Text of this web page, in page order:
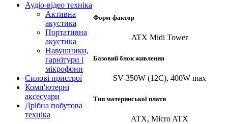
Аудіо-відео техніка
Активна
акустика
Портативна
акустика
Навушники,
гарнітури і
мікрофони
Силові пристрої
Комп'ютерні
аксесуари
Дрібна побутова
техніка
Форм-фактор
ATX Midi Tower
Базовий блок живлення
SV-350W (12C), 400W max
Тип материнської плати
ATX, Micro ATX